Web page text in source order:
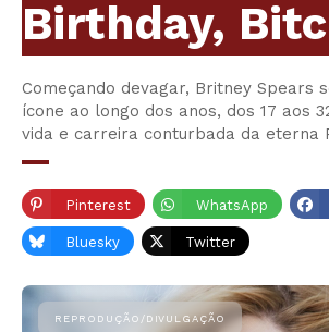
Birthday,
Começando devagar, Britney Spears
ícone ao longo dos anos, dos 17 aos
vida e carreira conturbada da eterna
Pinterest WhatsApp
Bluesky Twitter